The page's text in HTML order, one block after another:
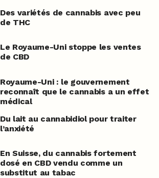
Des variétés de cannabis avec peu
de THC
Le Royaume-Uni stoppe les ventes
de CBD
Royaume-Uni : le gouvernement
reconnaît que le cannabis a un effet
médical
Du lait au cannabidiol pour traiter
l’anxiété
En Suisse, du cannabis fortement
dosé en CBD vendu comme un
substitut au tabac